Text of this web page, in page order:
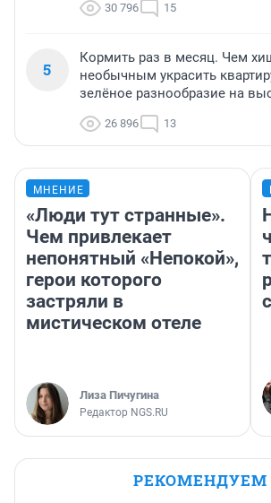
30 796 15
5
Кормить раз в месяц. Чем
необычным украсить
зелёное разнообразие на
26 896 13
МНЕНИЕ
«Люди тут странные».
Чем привлекает
непонятный «Непокой»,
герои которого
застряли в
мистическом отеле
Лиза Пичугина
Редактор NGS.RU
РЕКОМЕНДУЕМ